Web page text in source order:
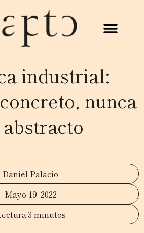
industrial:
nunca
Daniel Palacio
Mayo 19, 2022
3 minutos